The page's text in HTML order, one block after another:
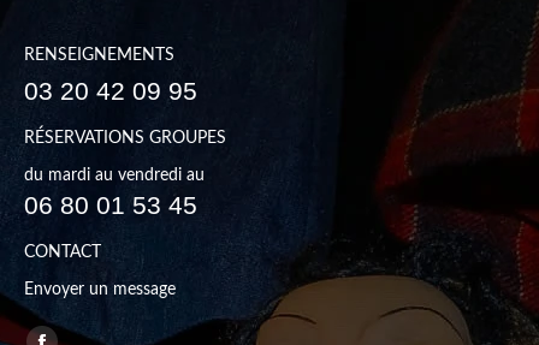
RENSEIGNEMENTS
03 20 42 09 95
RÉSERVATIONS GROUPES
du mardi au vendredi au
06 80 01 53 45
CONTACT
Envoyer un message
Trouvez nous sur :